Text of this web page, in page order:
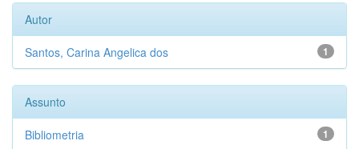
Autor
1
Santos, Carina Angelica dos
Assunto
1
Bibliometria